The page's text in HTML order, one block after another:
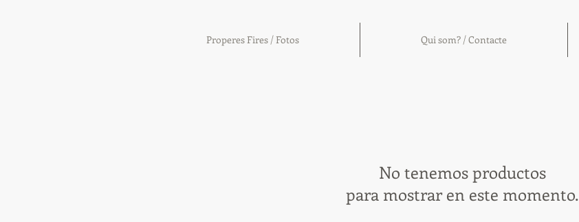
Properes Fires / Fotos Qui som? / Contacte
No tenemos productos
para mostrar en este momento.